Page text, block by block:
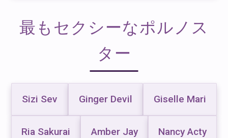
最もセクシーなポルノス
ター
Sizi Sev Ginger Devil Giselle Mari
Ria Sakurai Amber Jay Nancy Acty